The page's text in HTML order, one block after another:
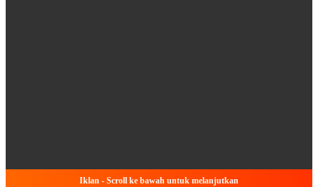
Iklan - Scroll ke bawah untuk melanjutkan